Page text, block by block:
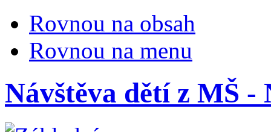
Rovnou na obsah
Rovnou na menu
Návštěva dětí z MŠ -